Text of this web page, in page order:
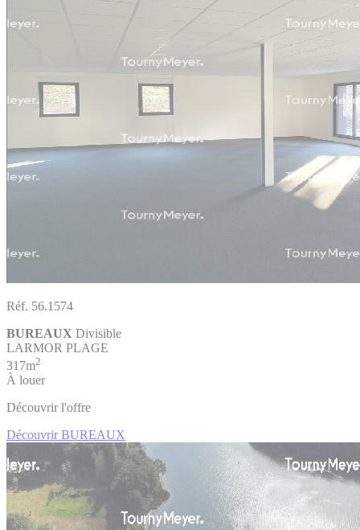
Réf. 56.1574
BUREAUX Divisible
LARMOR PLAGE
317m2
À louer
Découvrir l'offre
Découvrir BUREAUX